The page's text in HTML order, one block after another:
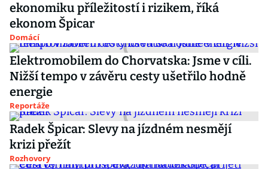
ekonomiku příležitostí i rizikem, říká
ekonom Špicar
Domácí
Elektromobilem do Chorvatska: Jsme v cíli.
Nižší tempo v závěru cesty ušetřilo hodně
energie
Reportáže
Radek Špicar: Slevy na jízdném nesmějí
krizi přežít
Rozhovory